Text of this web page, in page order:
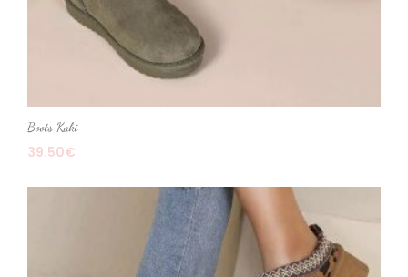
Boots Kaki
39.50€